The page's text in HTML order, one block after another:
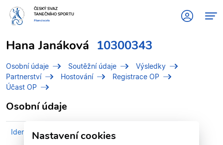
ČESKÝ SVAZ
TANEČNÍHO SPORTU
#tanciscsts
Hana Janáková 10300343
Osobní údaje Soutěžní údaje
Výsledky
Partnerství
Hostování
Registrace OP
Účast OP
Osobní údaje
Identifikační číslo (IDT)
Nastavení cookies